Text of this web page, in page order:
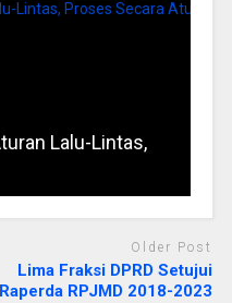
Lalu-Lintas,
Older Post
Lima Fraksi DPRD Setujui
Raperda RPJMD 2018-2023